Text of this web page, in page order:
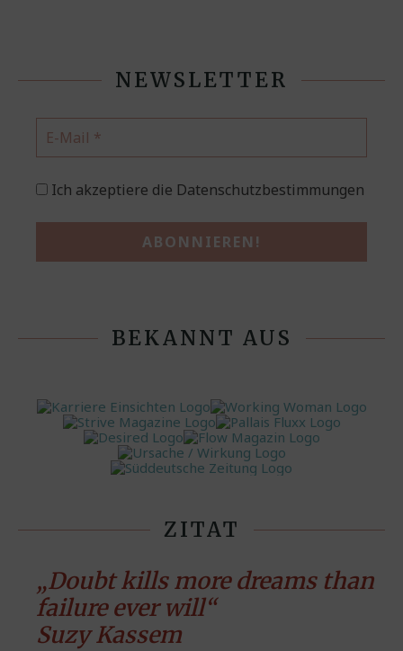
NEWSLETTER
Ich akzeptiere die Datenschutzbestimmungen
BEKANNT AUS
ZITAT
„Doubt kills more dreams than
failure ever will“
Suzy Kassem